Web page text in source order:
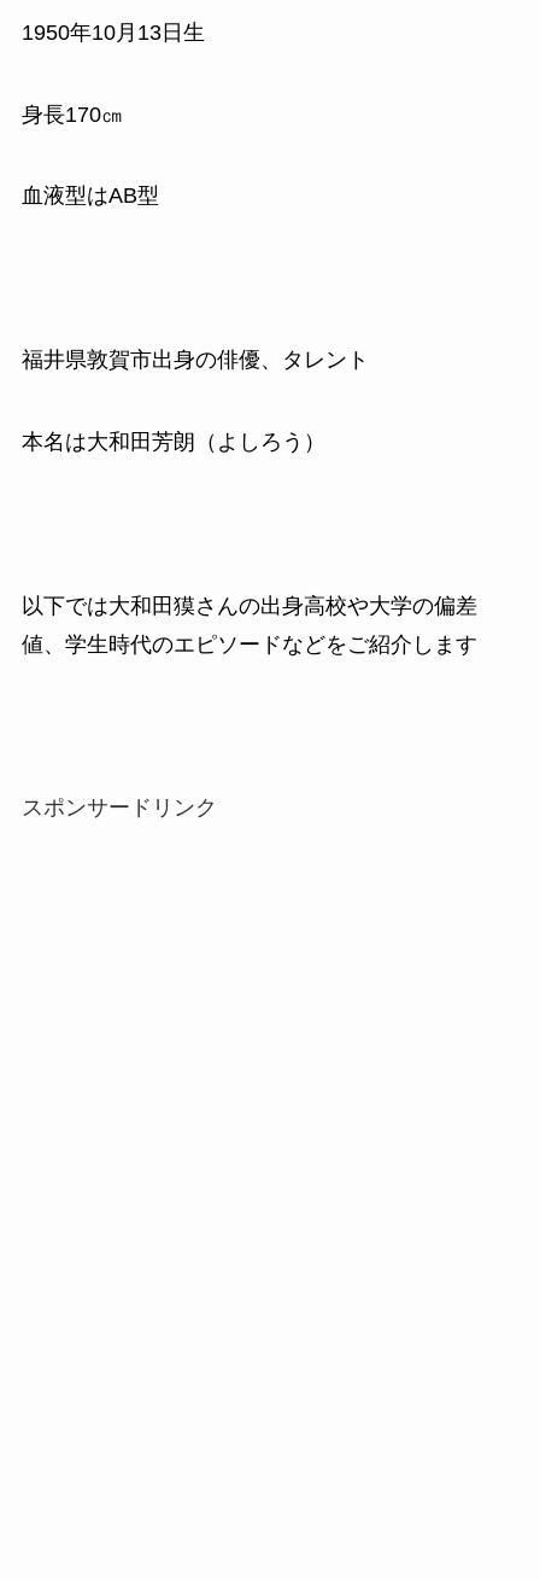
1950年10月 13日生
身長170㎝
血液型はAB型
福井県敦賀市出身の俳優、タレント
本名は大和田芳朗（よしろう）
以下では大和田獏さんの出身高校や大学の偏差
値、学生時代のエピソードなどをご紹介します
スポンサードリンク